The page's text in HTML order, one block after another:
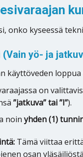
onko kyseessä
yö- ja
käyttöveden
on
”jatkuva” tai ”I”).
noinyhden (1)
Tämä viittaa
osan